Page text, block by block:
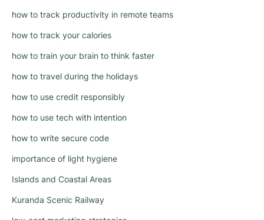
how to track productivity in remote teams
how to track your calories
how to train your brain to think faster
how to travel during the holidays
how to use credit responsibly
how to use tech with intention
how to write secure code
importance of light hygiene
Islands and Coastal Areas
Kuranda Scenic Railway